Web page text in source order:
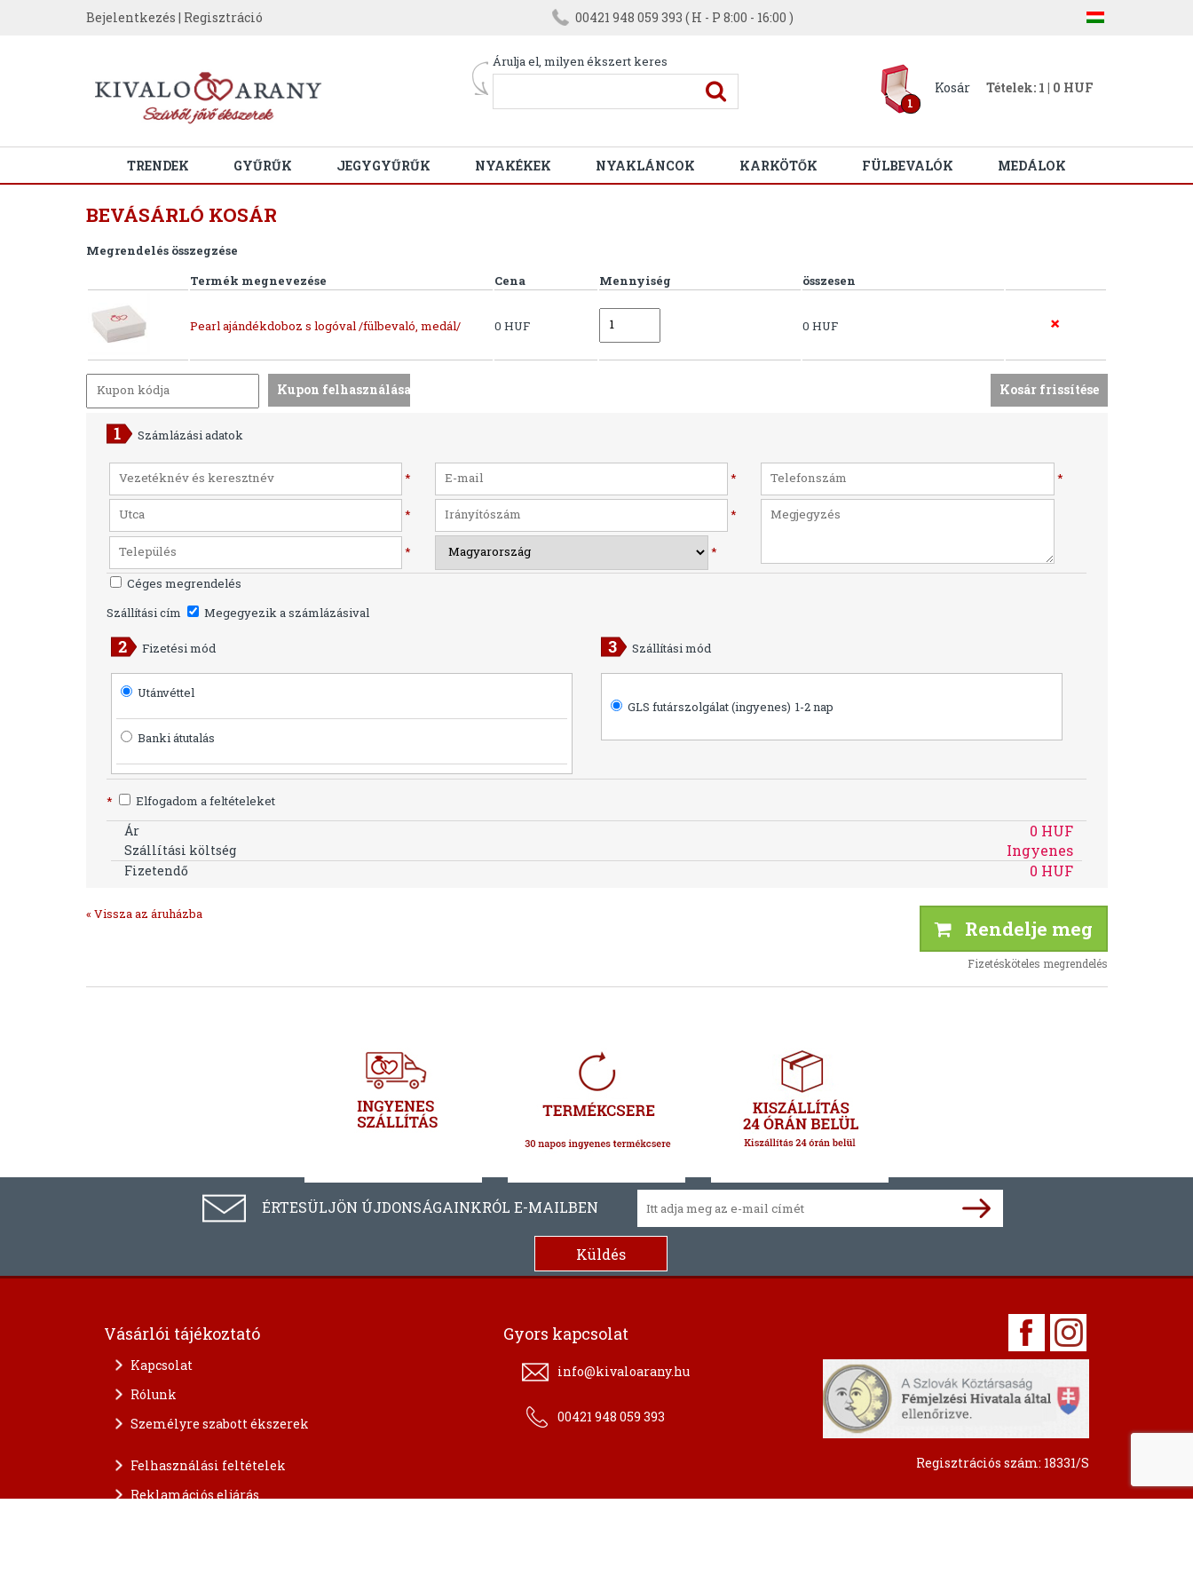
Bejelentkezés | Regisztráció 00421 948 059 393 ( H - P 8:00 - 16:00 )
Árulja el, milyen ékszert keres
1
Kosár Tételek: 1 | 0 HUF
TRENDEK GYŰRŰK JEGYGYŰRŰK NYAKÉKEK NYAKLÁNCOK KARKÖTŐK FÜLBEVALÓK MEDÁLOK
BEVÁSÁRLÓ KOSÁR
Megrendelés összegzése
Termék megnevezése
Cena Mennyiség összesen
Pearl ajándékdoboz s logóval /fülbevaló, medál/ 0 HUF 0 HUF
Számlázási adatok
* * *
* *
*
*
Céges megrendelés
Szállítási cím
Megegyezik a számlázásival
Fizetési mód
Utánvéttel
Banki átutalás
Szállítási mód
GLS futárszolgálat (ingyenes) 1-2 nap
* Elfogadom a feltételeket
Ár 0 HUF
Szállítási költség Ingyenes
Fizetendő 0 HUF
« Vissza az áruházba
Rendelje meg
Fizetésköteles megrendelés
ÉRTESÜLJÖN ÚJDONSÁGAINKRÓL E-MAILBEN
Vásárlói tájékoztató
Kapcsolat
Rólunk
Személyre szabott ékszerek
Felhasználási feltételek
Reklamációs eljárás
Gyors kapcsolat
info@kivaloarany.hu
00421 948 059 393
Regisztrációs szám: 18331/S